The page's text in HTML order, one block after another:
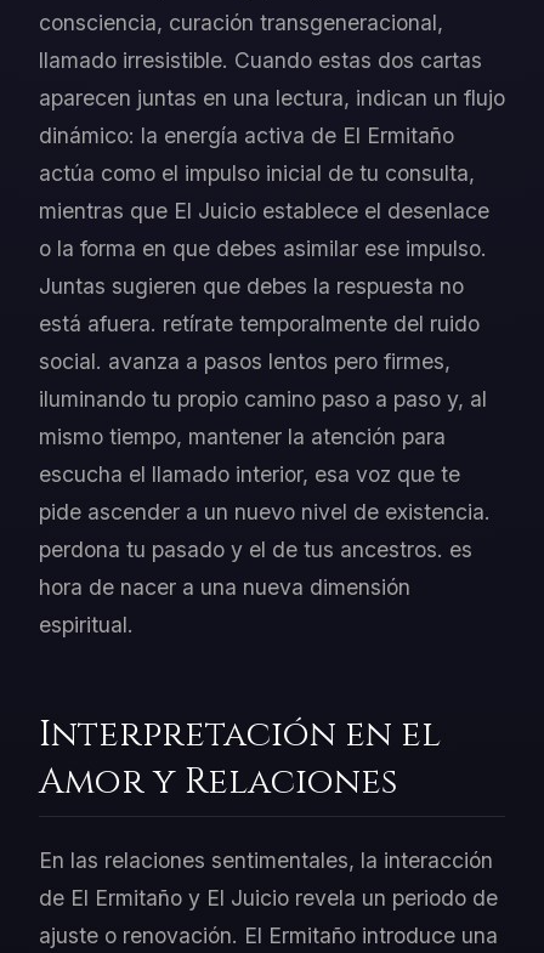
consciencia, curación transgeneracional,
llamado irresistible. Cuando estas dos cartas
aparecen juntas en una lectura, indican un flujo
dinámico: la energía activa de El Ermitaño
actúa como el impulso inicial de tu consulta,
mientras que El Juicio establece el desenlace
o la forma en que debes asimilar ese impulso.
Juntas sugieren que debes la respuesta no
está afuera. retírate temporalmente del ruido
social. avanza a pasos lentos pero firmes,
iluminando tu propio camino paso a paso y, al
mismo tiempo, mantener la atención para
escucha el llamado interior, esa voz que te
pide ascender a un nuevo nivel de existencia.
perdona tu pasado y el de tus ancestros. es
hora de nacer a una nueva dimensión
espiritual.
Interpretación en el
Amor y Relaciones
En las relaciones sentimentales, la interacción
de El Ermitaño y El Juicio revela un periodo de
ajuste o renovación. El Ermitaño introduce una